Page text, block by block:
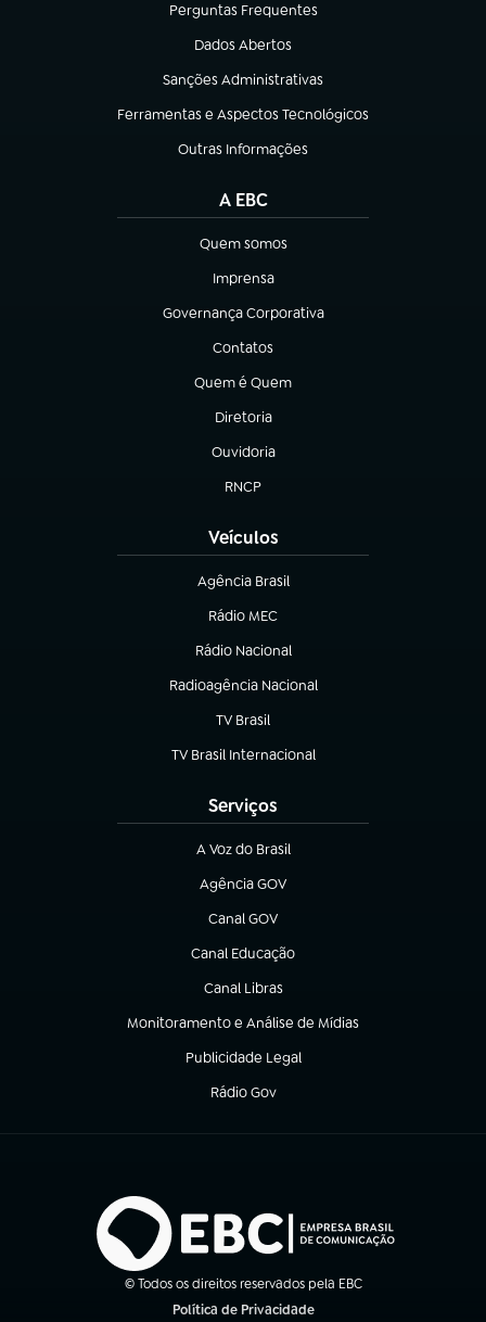
Perguntas Frequentes
(abre em nova aba)
Dados Abertos
(abre em nova aba)
Sanções Administrativas
(abre em nova aba)
Ferramentas e Aspectos Tecnológicos
(abre em nova aba)
Outras Informações
(abre em nova aba)
A EBC
Quem somos
(abre em nova aba)
Imprensa
(abre em nova aba)
Governança Corporativa
(abre em nova aba)
Contatos
(abre em nova aba)
Quem é Quem
(abre em nova aba)
Diretoria
(abre em nova aba)
Ouvidoria
(abre em nova aba)
RNCP
(abre em nova aba)
Veículos
Agência Brasil
(abre em nova aba)
Rádio MEC
(abre em nova aba)
Rádio Nacional
Radioagência Nacional
(abre em nova aba)
TV Brasil
(abre em nova aba)
TV Brasil Internacional
(abre em nova aba)
Serviços
A Voz do Brasil
(abre em nova aba)
Agência GOV
(abre em nova aba)
Canal GOV
(abre em nova aba)
Canal Educação
(abre em nova aba)
Canal Libras
(abre em nova aba)
Monitoramento e Análise de Mídias
(abre em nova aba)
Publicidade Legal
(abre em nova aba)
Rádio Gov
(abre em nova aba)
© Todos os direitos reservados pela EBC
Política de Privacidade